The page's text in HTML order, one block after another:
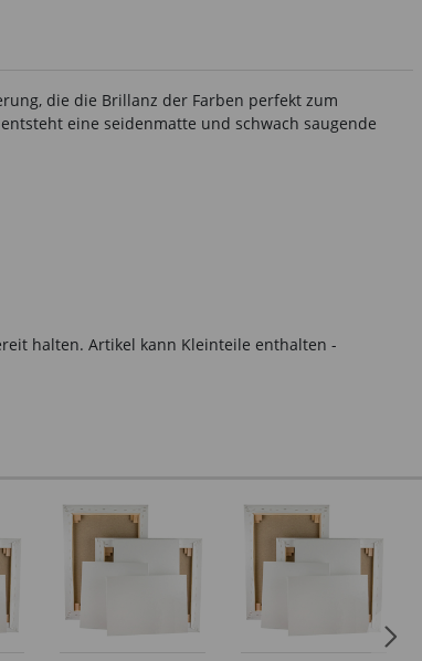
die die Brillanz der Farben perfekt zum
eine seidenmatte und schwach saugende
halten. Artikel kann Kleinteile enthalten -